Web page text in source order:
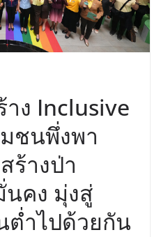
าง Inclusive
ชนพึ่งพา
ร้างป่า
คง มุ่งสู่
ต่ำไปด้วยกัน